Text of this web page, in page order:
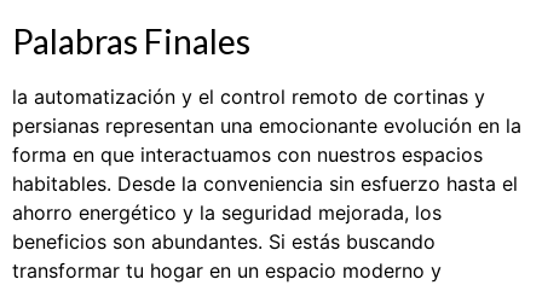
Palabras Finales
la automatización y el control remoto de cortinas y
persianas representan una emocionante evolución en la
forma en que interactuamos con nuestros espacios
habitables. Desde la conveniencia sin esfuerzo hasta el
ahorro energético y la seguridad mejorada, los
beneficios son abundantes. Si estás buscando
transformar tu hogar en un espacio moderno y